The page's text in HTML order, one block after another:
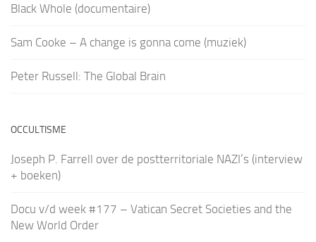
Black Whole (documentaire)
Sam Cooke – A change is gonna come (muziek)
Peter Russell: The Global Brain
OCCULTISME
Joseph P. Farrell over de postterritoriale NAZI’s (interview
+ boeken)
Docu v/d week #177 – Vatican Secret Societies and the
New World Order